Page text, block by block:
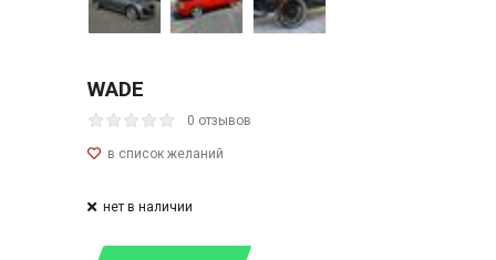
WADE
0 отзывов
нет в наличии